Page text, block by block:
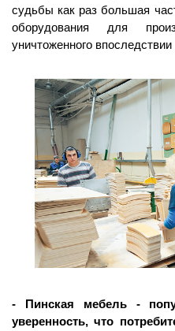
судьбы как раз большая
оборудования для
уничтоженного
- Пинская мебель -
уверенность, что